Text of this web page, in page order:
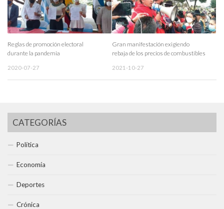
Reglas de promoción electoral
durante la pandemia
2020-07-27
Gran manifestación exigiendo
rebaja de los precios de combustibles
2021-10-27
CATEGORÍAS
Política
Economía
Deportes
Crónica